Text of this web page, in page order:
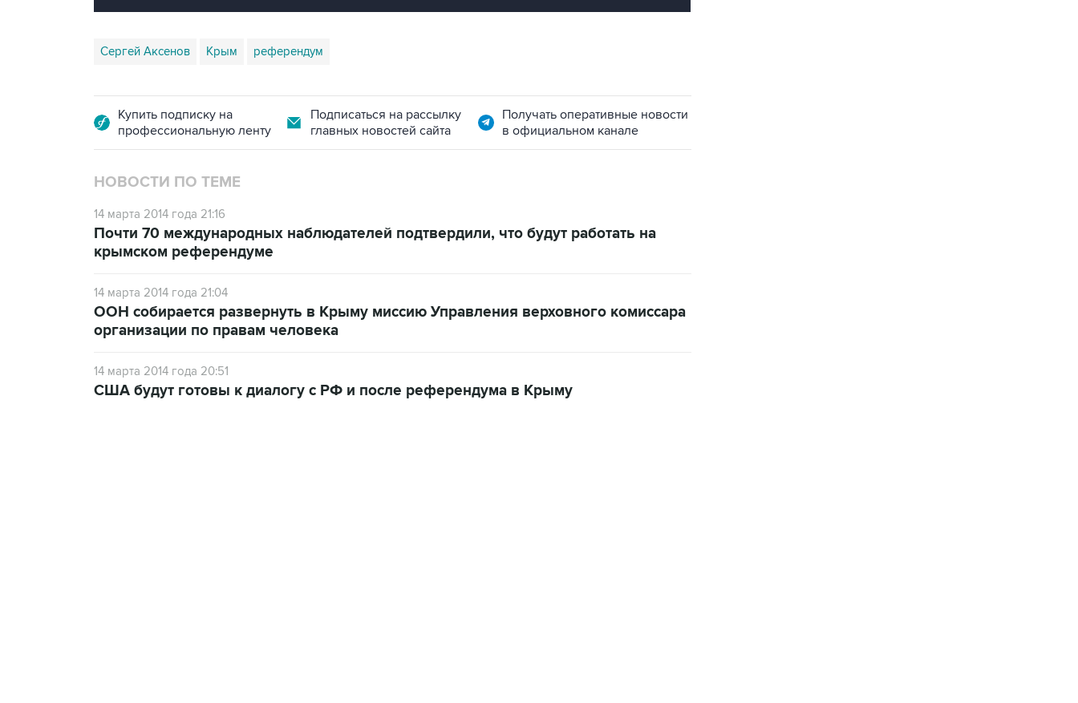
Сергей Аксенов Крым референдум
Купить подписку на
профессиональную ленту
Подписаться на рассылку
главных новостей сайта
Получать оперативные новости
в официальном канале
НОВОСТИ ПО ТЕМЕ
14 марта 2014 года 21:16
Почти 70 международных наблюдателей подтвердили, что будут работать на
крымском референдуме
14 марта 2014 года 21:04
ООН собирается развернуть в Крыму миссию Управления верховного комиссара
организации по правам человека
14 марта 2014 года 20:51
США будут готовы к диалогу с РФ и после референдума в Крыму